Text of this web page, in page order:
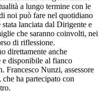
a lungo termine con le
noi può fare nel quotidiano
lanciata dal Dirigente e
che saranno coinvolti, nei
di riflessione.
direttamente anche
e disponibile al fianco
Francesco Nunzi, assessore
ha partecipato con